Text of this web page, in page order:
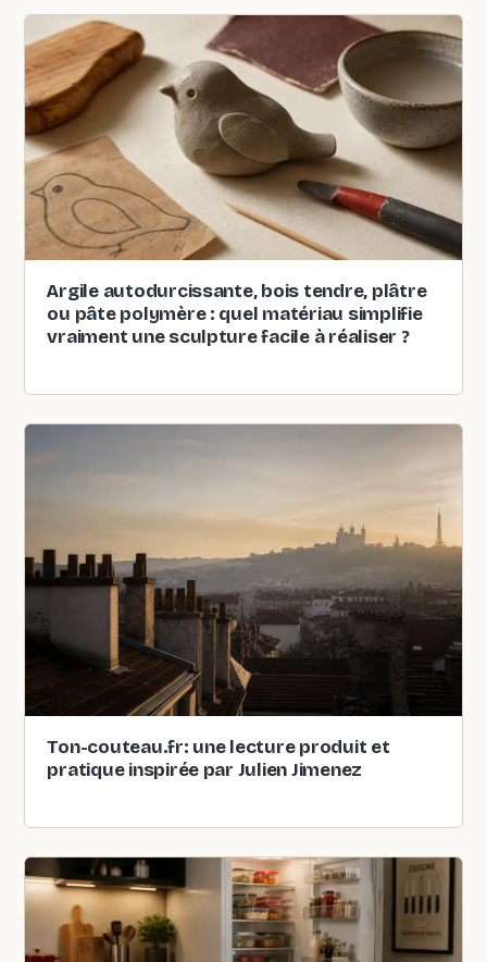
Argile autodurcissante, bois tendre, plâtre
ou pâte polymère : quel matériau simplifie
vraiment une sculpture facile à réaliser ?
Ton-couteau.fr: une lecture produit et
pratique inspirée par Julien Jimenez